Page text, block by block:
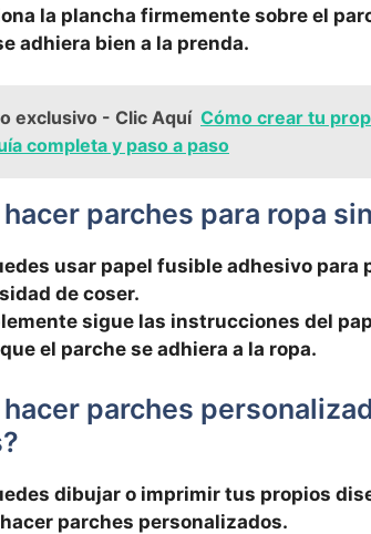
la plancha​ firmemente sobre el‍
adhiera bien a la prenda.
exclusivo - Clic Aquí Cómo crear tu
completa y paso a paso
parches ⁤para‌ ropa
usar papel fusible adhesivo para
⁢de coser.
sigue las instrucciones del
el parche se adhiera a la ropa.
‌hacer parches
dibujar o imprimir tus propios
parches personalizados.